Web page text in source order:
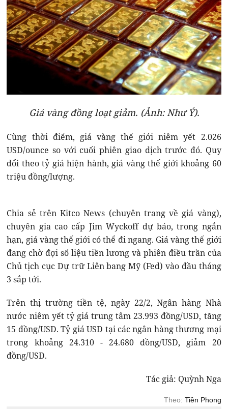
Giá vàng đồng loạt giảm. (Ảnh: Như Ý).
Cùng thời điểm, giá vàng thế giới niêm yết 2.026
USD/ounce so với cuối phiên giao dịch trước đó. Quy
đổi theo tỷ giá hiện hành, giá vàng thế giới khoảng 60
triệu đồng/lượng.
Chia sẻ trên Kitco News (chuyên trang về giá vàng),
chuyên gia cao cấp Jim Wyckoff dự báo, trong ngắn
hạn, giá vàng thế giới có thể đi ngang. Giá vàng thế giới
đang chờ đợi số liệu tiền lương và phiên điều trần của
Chủ tịch cục Dự trữ Liên bang Mỹ (Fed) vào đầu tháng
3 sắp tới.
Trên thị trường tiền tệ, ngày 22/2, Ngân hàng Nhà
nước niêm yết tỷ giá trung tâm 23.993 đồng/USD, tăng
15 đồng/USD. Tỷ giá USD tại các ngân hàng thương mại
trong khoảng 24.310 - 24.680 đồng/USD, giảm 20
đồng/USD.
Tác giả: Quỳnh Nga
Theo: Tiền Phong